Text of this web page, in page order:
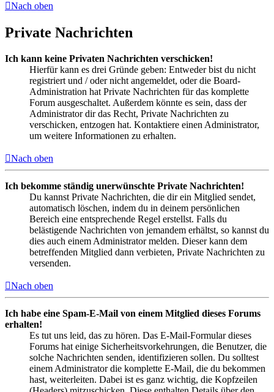
Nach oben
Private Nachrichten
Ich kann keine Privaten Nachrichten verschicken!
Hierfür kann es drei Gründe geben: Entweder bist du nicht
registriert und / oder nicht angemeldet, oder die Board-
Administration hat Private Nachrichten für das komplette
Forum ausgeschaltet. Außerdem könnte es sein, dass der
Administrator dir das Recht, Private Nachrichten zu
verschicken, entzogen hat. Kontaktiere einen Administrator,
um weitere Informationen zu erhalten.
Nach oben
Ich bekomme ständig unerwünschte Private Nachrichten!
Du kannst Private Nachrichten, die dir ein Mitglied sendet,
automatisch löschen, indem du in deinem persönlichen
Bereich eine entsprechende Regel erstellst. Falls du
belästigende Nachrichten von jemandem erhältst, so kannst du
dies auch einem Administrator melden. Dieser kann dem
betreffenden Mitglied dann verbieten, Private Nachrichten zu
versenden.
Nach oben
Ich habe eine Spam-E-Mail von einem Mitglied dieses Forums
erhalten!
Es tut uns leid, das zu hören. Das E-Mail-Formular dieses
Forums hat einige Sicherheitsvorkehrungen, die Benutzer, die
solche Nachrichten senden, identifizieren sollen. Du solltest
einem Administrator die komplette E-Mail, die du bekommen
hast, weiterleiten. Dabei ist es ganz wichtig, die Kopfzeilen